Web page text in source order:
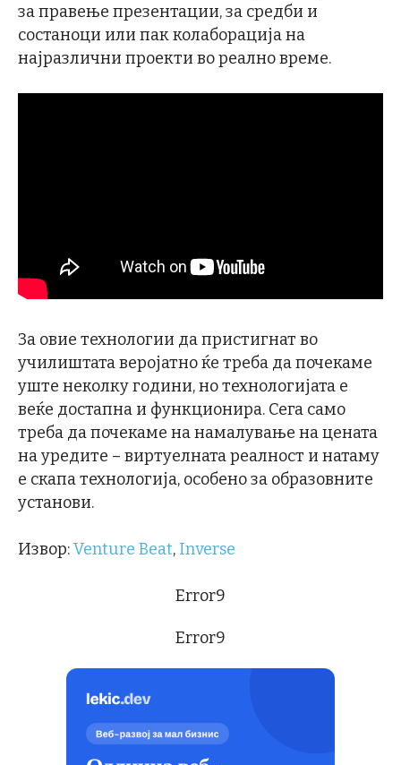
за правење презентации, за средби и
состаноци или пак колаборација на
најразлични проекти во реално време.
За овие технологии да пристигнат во
училиштата веројатно ќе треба да почекаме
уште неколку години, но технологијата е
веќе достапна и функционира. Сега само
треба да почекаме на намалување на цената
на уредите – виртуелната реалност и натаму
е скапа технологија, особено за образовните
установи.
Извор:Venture Beat, Inverse
Error9
Error9